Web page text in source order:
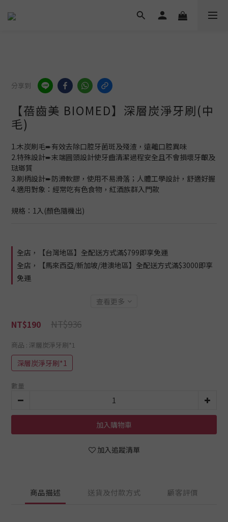
分享到
【蓓齒美 BIOMED】深層炭淨牙刷(中
毛)
1.木炭刷毛➨有效去除口腔牙菌斑及殘渣，遠離口腔異味
2.特殊設計➨末端圓頭設計使牙齒清潔過程安全且不會損壞牙齦及
琺瑯質
3.刷柄設計➨防滑軟膠，使用不易滑落；人體工學設計，舒適好握
4.適用對象：經常吃有色食物，紅酒族群入門款
規格：1入(顏色隨機出)
全店，【台灣地區】全配送方式滿$799即享免運
全店，【馬來西亞/新加坡/港澳地區】全配送方式滿$3000即享
免運
查看更多
NT$190 NT$936
商品 : 深層炭淨牙刷*1
深層炭淨牙刷*1
數量
加入購物車
加入追蹤清單
商品描述 送貨及付款方式 顧客評價